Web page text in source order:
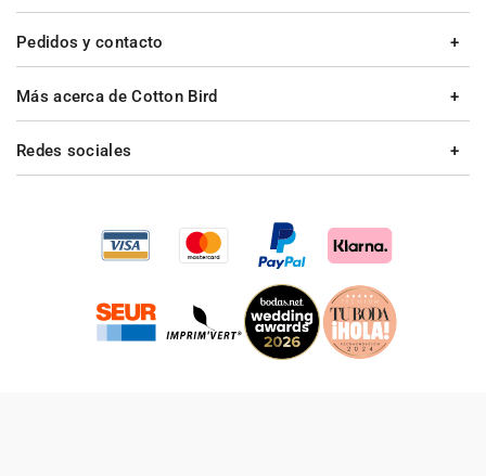
Pedidos y contacto
Más acerca de Cotton Bird
Redes sociales